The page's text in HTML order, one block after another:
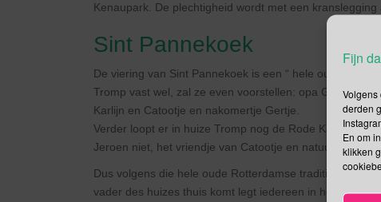
Fijn
Volgens
derden
En om
klikken
Kenaupark. De plechtigheid wordt met een kranslegging
Sint Pannekoek
De viering van Sint Pannekoek is een “ hele ouwe
Tromp vast wel, zal ze even voorstellen: opa Gerrit en
Karlijn en Catootje en nakomertje Gertje.
Verder loopt er in huize Tromp nog de Rode Kater,
Jeroen niet, het vriendje van Catootje en natuurlijk nicht
Dus volgens die hele oude Rotterdamse traditie vieren
vader des huizes thuis komt legt iedereen in het gezin